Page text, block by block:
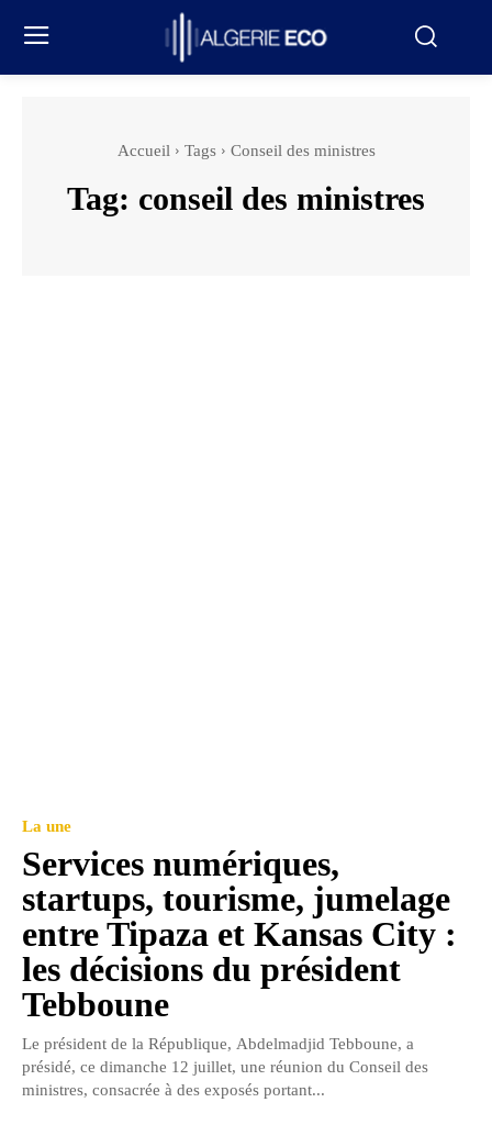
Accueil Tags Conseil des ministres
Tag: conseil des ministres
La une
Services numériques,
startups, tourisme, jumelage
entre Tipaza et Kansas City :
les décisions du président
Tebboune
Le président de la République, Abdelmadjid Tebboune, a
présidé, ce dimanche 12 juillet, une réunion du Conseil des
ministres, consacrée à des exposés portant...